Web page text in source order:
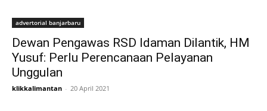
advertorial banjarbaru
Dewan Pengawas RSD Idaman Dilantik, HM
Yusuf: Perlu Perencanaan Pelayanan
Unggulan
klikkalimantan - 20 April 2021